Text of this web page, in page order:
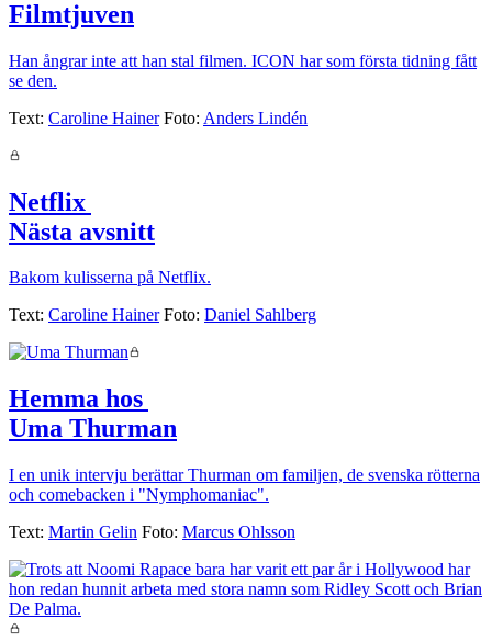
Filmtjuven
Han ångrar inte att han stal filmen. ICON har som första tidning fått
se den.
Text: Caroline Hainer Foto: Anders Lindén
Netflix
Nästa avsnitt
Bakom kulisserna på Netflix.
Text: Caroline Hainer Foto: Daniel Sahlberg
Hemma hos
Uma Thurman
I en unik intervju berättar Thurman om familjen, de svenska rötterna
och comebacken i "Nymphomaniac".
Text: Martin Gelin Foto: Marcus Ohlsson